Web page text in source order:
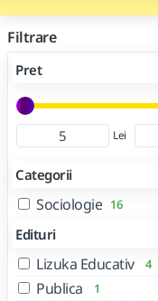
Filtrare
Pret
Lei
Categorii
Sociologie 16
Edituri
Lizuka Educativ 4
Publica 1